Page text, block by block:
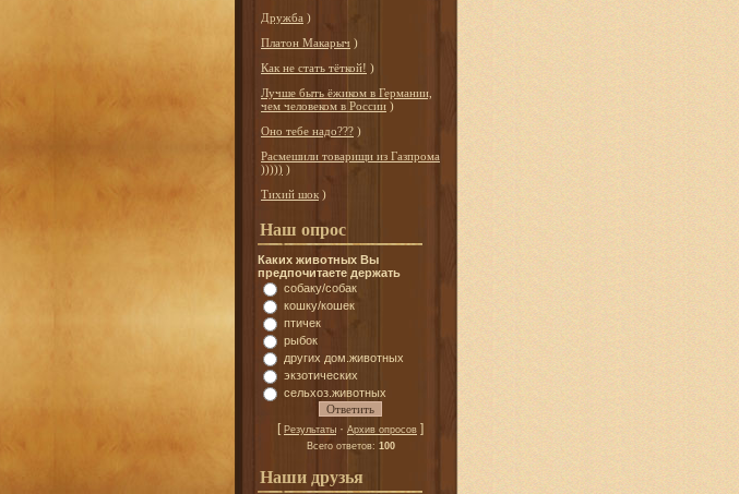
Дружба )
Платон Макарыч )
Как не стать тёткой! )
Лучше быть ёжиком в Германии,
чем человеком в России )
Оно тебе надо??? )
Расмешили товарищи из Газпрома
))))) )
Тихий шок )
Наш опрос
Каких животных Вы
предпочитаете держать
собаку/собак
кошку/кошек
птичек
рыбок
других дом.животных
экзотических
сельхоз.животных
[ Результаты · Архив опросов ]
Всего ответов: 100
Наши друзья